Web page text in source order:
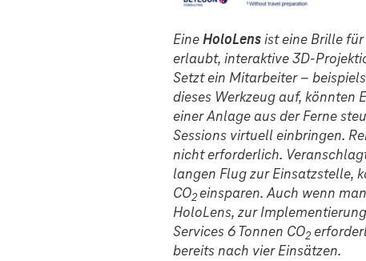
EineHoloLensist eine Brille
erlaubt, interaktive 3D-
Setzt ein Mitarbeiter –
dieses Werkzeug auf, könnten
einer Anlage aus der Ferne
Sessions virtuell einbringen.
nicht erforderlich.
langen Flug zur Einsatzstelle,
CO2einsparen. Auch wenn
HoloLens, zur
Services 6 Tonnen CO2
bereits nach vier Einsätzen.